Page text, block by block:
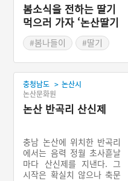
봄소식을 전하는 딸기
먹으러 가자 ‘논산딸기
축제’로
#봄나들이
#딸기
충청남도 > 논산시
논산문화원
논산 반곡리 산신제
충남 논산에 위치한 반곡리
에서는 음력 정월 초사흗날
마다 산신제를 지낸다. 그
시작은 확실치 않으나 축문